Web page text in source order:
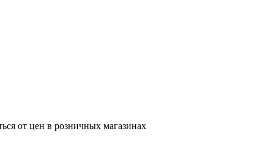
от цен в розничных магазинах